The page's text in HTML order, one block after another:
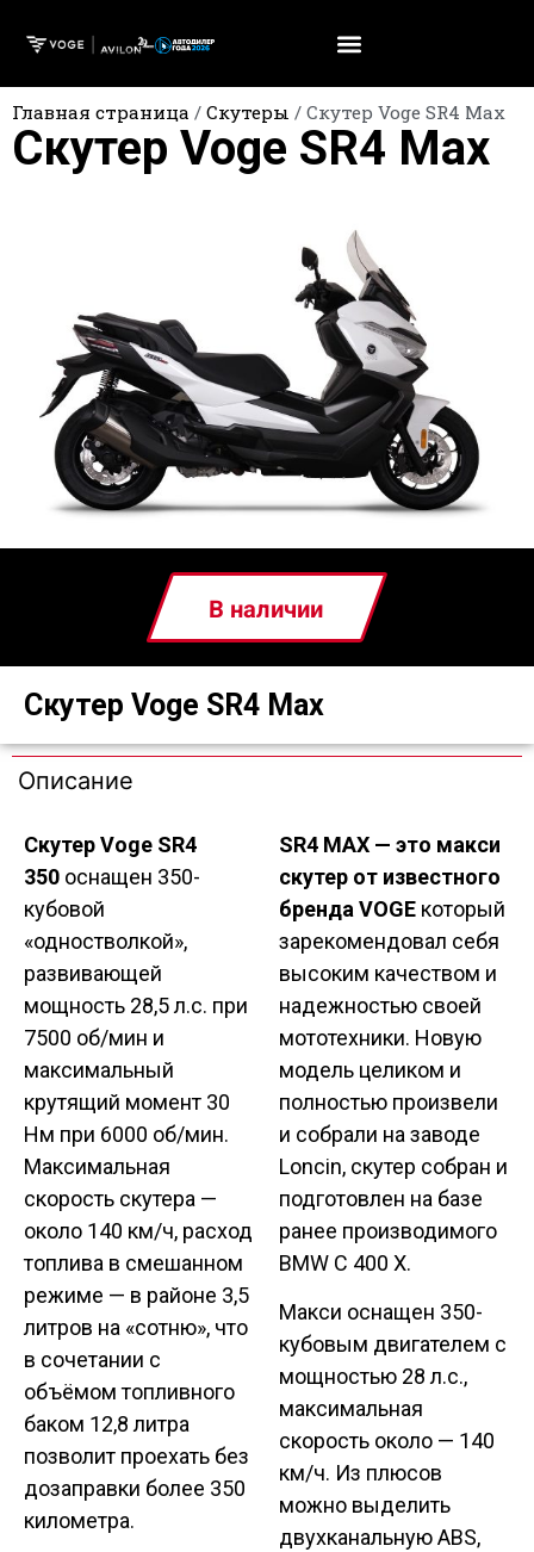
Главная страница / Скутеры / Скутер Voge SR4 Max
Скутер Voge SR4 Max
В наличии
Скутер Voge SR4 Max
Описание
Скутер Voge SR4
350 оснащен 350-
кубовой
«одностволкой»,
развивающей
мощность 28,5 л.с. при
7500 об/мин и
максимальный
крутящий момент 30
Нм при 6000 об/мин.
Максимальная
скорость скутера —
около 140 км/ч, расход
топлива в смешанном
режиме — в районе 3,5
литров на «сотню», что
в сочетании с
объёмом топливного
баком 12,8 литра
позволит проехать без
дозаправки более 350
километра.
SR4 MAX — это макси
скутер от известного
бренда VOGE который
зарекомендовал себя
высоким качеством и
надежностью своей
мототехники. Новую
модель целиком и
полностью произвели
и собрали на заводе
Loncin, скутер собран и
подготовлен на базе
ранее производимого
BMW C 400 X.
Макси оснащен 350-
кубовым двигателем с
мощностью 28 л.с.,
максимальная
скорость около — 140
км/ч. Из плюсов
можно выделить
двухканальную ABS,